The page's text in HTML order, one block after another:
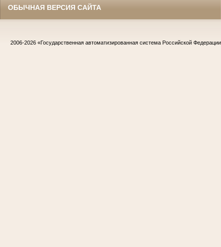
ОБЫЧНАЯ ВЕРСИЯ САЙТА
2006-2026 «Государственная автоматизированная система Российской